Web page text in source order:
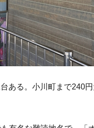
ある。小川町まで240